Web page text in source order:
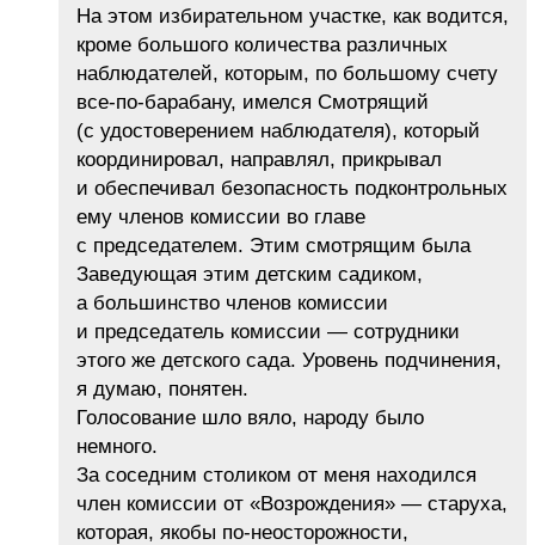
На этом избирательном участке, как водится,
кроме большого количества различных
наблюдателей, которым, по большому счету
все-по-барабану, имелся Смотрящий
(с удостоверением наблюдателя), который
координировал, направлял, прикрывал
и обеспечивал безопасность подконтрольных
ему членов комиссии во главе
с председателем. Этим смотрящим была
Заведующая этим детским садиком,
а большинство членов комиссии
и председатель комиссии — сотрудники
этого же детского сада. Уровень подчинения,
я думаю, понятен.
Голосование шло вяло, народу было
немного.
За соседним столиком от меня находился
член комиссии от «Возрождения» — старуха,
которая, якобы по-неосторожности,